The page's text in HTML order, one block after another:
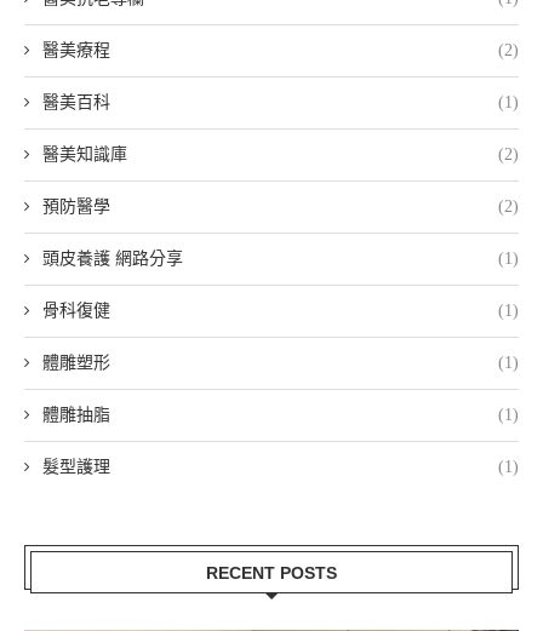
醫美療程 (2)
醫美百科 (1)
醫美知識庫 (2)
預防醫學 (2)
頭皮養護 網路分享 (1)
骨科復健 (1)
體雕塑形 (1)
體雕抽脂 (1)
髮型護理 (1)
RECENT POSTS